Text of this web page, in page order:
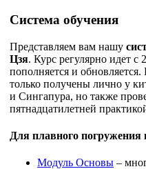
Система обучения
Представляем вам нашу
Цзя. Курс регулярно идет с
пополняется и
только получены лично у
и Сингапура, но также
пятнадцатилетней
Для плавного погружения
Модуль Основы –